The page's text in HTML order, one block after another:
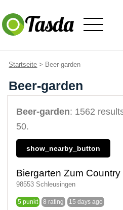
Startseite > Beer-garden
Beer-garden
Beer-garden: 1562
50.
show_nearby_button
Biergarten Zum
98553 Schleusingen
5 punkt 8 rating 15 days ago